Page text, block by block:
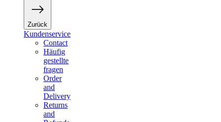
Zurück
Kundenservice
Contact
Häufig
gestellte
fragen
Order
and
Delivery
Returns
and